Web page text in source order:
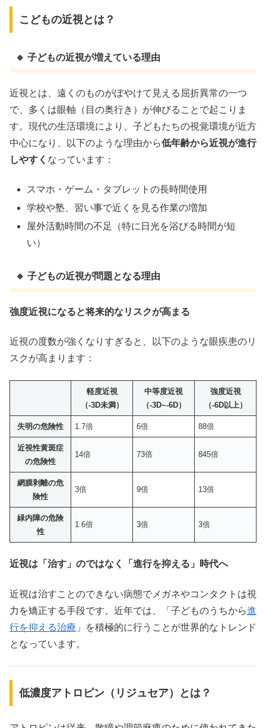
こどもの近視とは？
🔹 子どもの近視が増えている理由
近視とは、遠くのものがぼやけて見える屈折異常の一つ
で、多くは眼軸（目の奥行き）が伸びることで起こりま
す。現代の生活環境により、子どもたちの視覚環境が近方
中心になり、以下のような理由から低年齢から近視が進行
しやすく なっています：
スマホ・ゲーム・タブレットの長時間使用
学校や塾、習い事で近くを見る作業の増加
屋外活動時間の不足（特に日光を浴びる時間が短
い）
🔹 子どもの近視が問題となる理由
強度近視になると将来的なリスクが高まる
近視の度数が強くなりすぎると、以下のような眼疾患のリ
スクが高まります：
軽度近視
（-3D未満）
中等度近視
（-3D~-6D）
強度近視
（-6D以上）
失明の危険性 1.7倍 6倍 88倍
近視性黄斑症
の危険性
14倍 73倍 845倍
網膜剥離の危
険性
3倍 9倍 13倍
緑内障の危険
性
1.6倍 3倍 3倍
近視は「治す」のではなく「進行を抑える」時代へ
近視は治すことのできない病態でメガネやコンタクトは視
力を矯正する手段です。近年では、「子どものうちから進
行を抑える治療 」を積極的に行うことが世界的なトレンド
となっています。
低濃度アトロピン（リジュセア）とは？